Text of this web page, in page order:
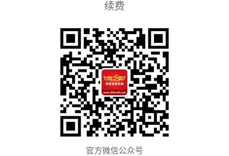
续费
官方微信公众号